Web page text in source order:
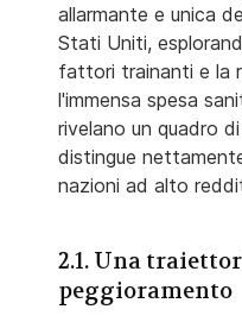
allarmante e unica
Stati Uniti,
fattori trainanti e la
l'immensa spesa
rivelano un quadro
distingue
nazioni ad alto
2.1. Una
peggioramento